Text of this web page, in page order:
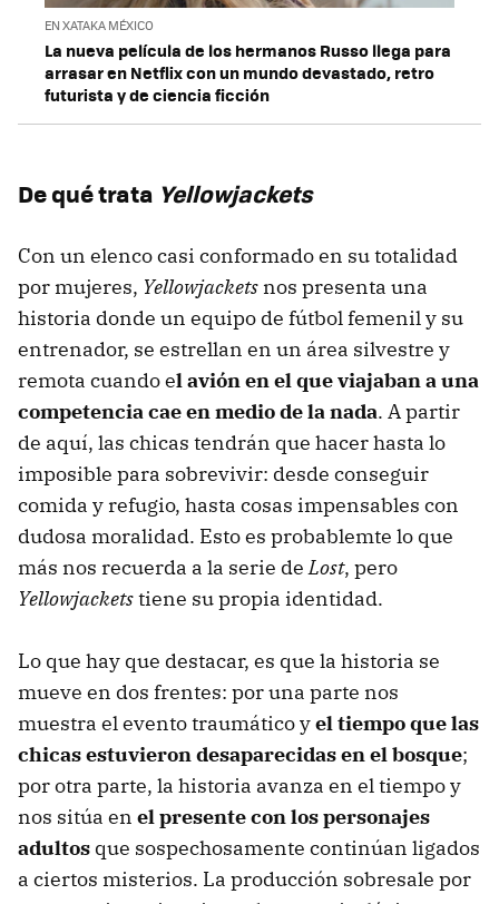
EN XATAKA MÉXICO
La nueva película de los hermanos Russo llega para
arrasar en Netflix con un mundo devastado, retro
futurista y de ciencia ficción
De qué trata Yellowjackets
Con un elenco casi conformado en su totalidad
por mujeres, Yellowjackets nos presenta una
historia donde un equipo de fútbol femenil y su
entrenador, se estrellan en un área silvestre y
remota cuando el avión en el que viajaban a una
competencia cae en medio de la nada. A partir
de aquí, las chicas tendrán que hacer hasta lo
imposible para sobrevivir: desde conseguir
comida y refugio, hasta cosas impensables con
dudosa moralidad. Esto es probablemte lo que
más nos recuerda a la serie de Lost, pero
Yellowjacketstiene su propia identidad.
Lo que hay que destacar, es que la historia se
mueve en dos frentes: por una parte nos
muestra el evento traumático yel tiempo que las
chicas estuvieron desaparecidas en el bosque;
por otra parte, la historia avanza en el tiempo y
nos sitúa en el presente con los personajes
adultos que sospechosamente continúan ligados
a ciertos misterios. La producción sobresale por